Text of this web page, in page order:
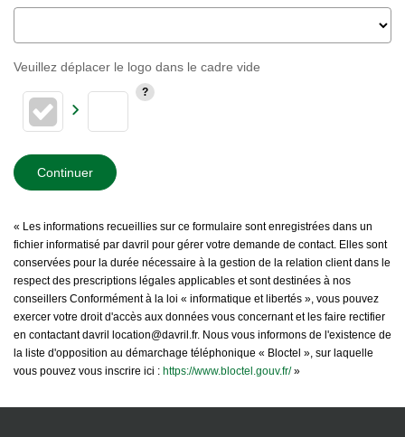
Veuillez déplacer le logo dans le cadre vide
Continuer
« Les informations recueillies sur ce formulaire sont enregistrées dans un
fichier informatisé par davril pour gérer votre demande de contact. Elles sont
conservées pour la durée nécessaire à la gestion de la relation client dans le
respect des prescriptions légales applicables et sont destinées à nos
conseillers Conformément à la loi « informatique et libertés », vous pouvez
exercer votre droit d'accès aux données vous concernant et les faire rectifier
en contactant davril location@davril.fr. Nous vous informons de l'existence de
la liste d'opposition au démarchage téléphonique « Bloctel », sur laquelle
vous pouvez vous inscrire ici : https://www.bloctel.gouv.fr/»